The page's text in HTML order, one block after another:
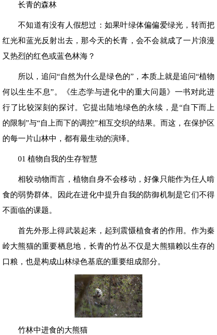
长青的森林
不知道有没有人假想过：如果叶绿体偏偏爱绿光，转而把
红光和蓝光反射出去，那今天的长青，会不会就成了一片浪漫
又热烈的红色或蓝色林海？
所以，追问“自然为什么是绿色的”，本质上就是追问“植物
何以生生不息”。《生态学与进化中的重大问题》一书对此进
行了比较深刻的探讨。它提出陆地绿色的永续，是“自下而上
的限制”与“自上而下的调控”相互交织的结果。而这，在保护区
的每一片山林中，都有最生动的演绎。
01 植物自我的生存智慧
相较动物而言，植物自身不会移动，好像只能作为任人啃
食的弱势群体。因此在进化中提升自我的防御机制是它们不得
不面临的课题。
首先外形上得武装起来，起到震慑植食者的作用。作为秦
岭大熊猫的重要栖息地，长青的竹丛不仅是大熊猫赖以生存的
口粮，也是构成山林绿色基底的重要组成部分。
竹林中进食的大熊猫